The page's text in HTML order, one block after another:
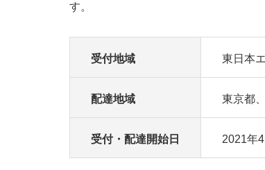
す。
受付地域 東日本
配達地域 東京都
受付・配達開始日 2021年4